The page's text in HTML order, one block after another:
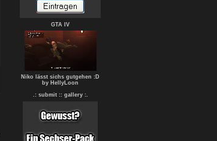
GTA IV
Niko lässt sichs gutgehen :D
by HellyLoon
.: submit : : gallery :.